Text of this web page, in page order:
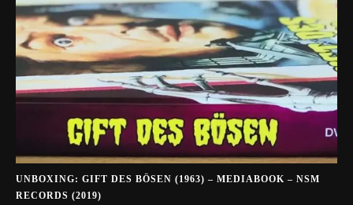
UNBOXING: GIFT DES BÖSEN (1963) – MEDIABOOK – NSM
RECORDS (2019)